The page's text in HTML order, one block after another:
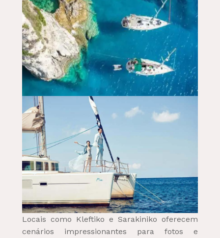
Locais como Kleftiko e Sarakiniko oferecem
cenários impressionantes para fotos e